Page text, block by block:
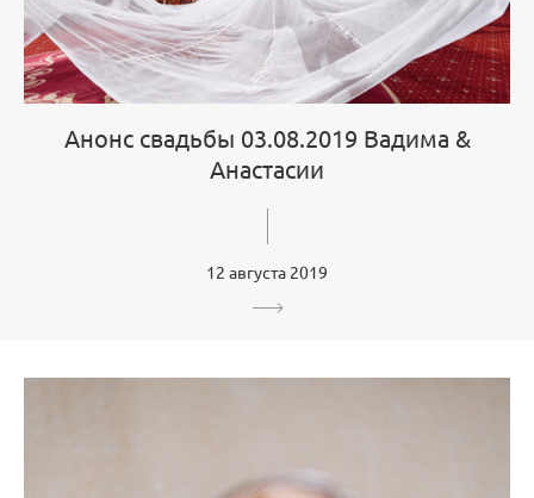
Анонс свадьбы 03.08.2019 Вадима &
Анастасии
12 августа 2019